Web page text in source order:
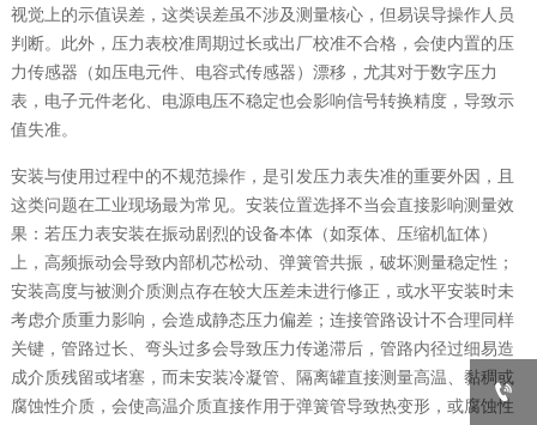
视觉上的示值误差，这类误差虽不涉及测量核心，但易误导操作人员
判断。此外，压力表校准周期过长或出厂校准不合格，会使内置的压
力传感器（如压电元件、电容式传感器）漂移，尤其对于数字压力
表，电子元件老化、电源电压不稳定也会影响信号转换精度，导致示
值失准。
安装与使用过程中的不规范操作，是引发压力表失准的重要外因，且
这类问题在工业现场最为常见。安装位置选择不当会直接影响测量效
果：若压力表安装在振动剧烈的设备本体（如泵体、压缩机缸体）
上，高频振动会导致内部机芯松动、弹簧管共振，破坏测量稳定性；
安装高度与被测介质测点存在较大压差未进行修正，或水平安装时未
考虑介质重力影响，会造成静态压力偏差；连接管路设计不合理同样
关键，管路过长、弯头过多会导致压力传递滞后，管路内径过细易造
成介质残留或堵塞，而未安装冷凝管、隔离罐直接测量高温、黏稠或
腐蚀性介质，会使高温介质直接作用于弹簧管导致热变形，或腐蚀性
